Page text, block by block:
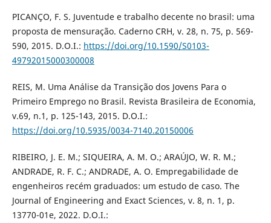
PICANÇO, F. S. Juventude e trabalho decente no brasil: uma
proposta de mensuração. Caderno CRH, v. 28, n. 75, p. 569-
590, 2015. D.O.I.: https://doi.org/10.1590/S0103-
49792015000300008
REIS, M. Uma Análise da Transição dos Jovens Para o
Primeiro Emprego no Brasil. Revista Brasileira de Economia,
v.69, n.1, p. 125-143, 2015. D.O.I.:
https://doi.org/10.5935/0034-7140.20150006
RIBEIRO, J. E. M.; SIQUEIRA, A. M. O.; ARAÚJO, W. R. M.;
ANDRADE, R. F. C.; ANDRADE, A. O. Empregabilidade de
engenheiros recém graduados: um estudo de caso. The
Journal of Engineering and Exact Sciences, v. 8, n. 1, p.
13770-01e, 2022. D.O.I.: